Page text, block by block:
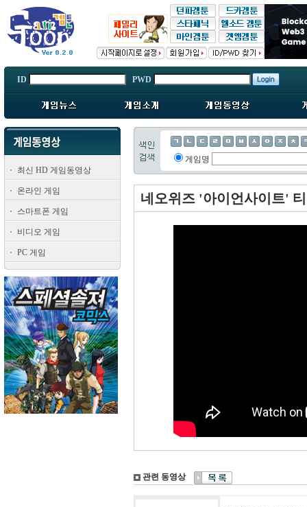
ID PWD
최신 HD 게임동영상
온라인 게임
스마트폰 게임
비디오 게임
PC 게임
게임명
네오위즈 '아이언사이트'
관련 동영상